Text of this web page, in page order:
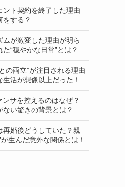
ント契約を終了した理由
をする？
が激変した理由が明ら
“穏やかな日常”とは？
の両立”が注目される理由
活が想像以上だった！
サを控えるのはなぜ？
い驚きの背景とは？
再婚後どうしていた？親
生んだ意外な関係とは！